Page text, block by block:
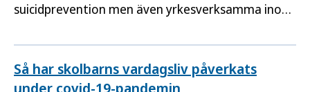
suicidprevention men även yrkesverksamma inom
Så har skolbarns vardagsliv påverkats
under covid-19-pandemin